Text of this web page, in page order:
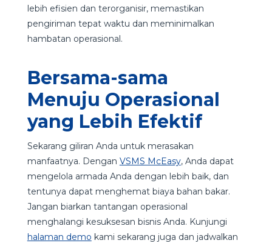
lebih efisien dan terorganisir, memastikan
pengiriman tepat waktu dan meminimalkan
hambatan operasional.
Bersama-sama
Menuju Operasional
yang Lebih Efektif
Sekarang giliran Anda untuk merasakan
manfaatnya. Dengan VSMS McEasy, Anda dapat
mengelola armada Anda dengan lebih baik, dan
tentunya dapat menghemat biaya bahan bakar.
Jangan biarkan tantangan operasional
menghalangi kesuksesan bisnis Anda. Kunjungi
halaman demo kami sekarang juga dan jadwalkan